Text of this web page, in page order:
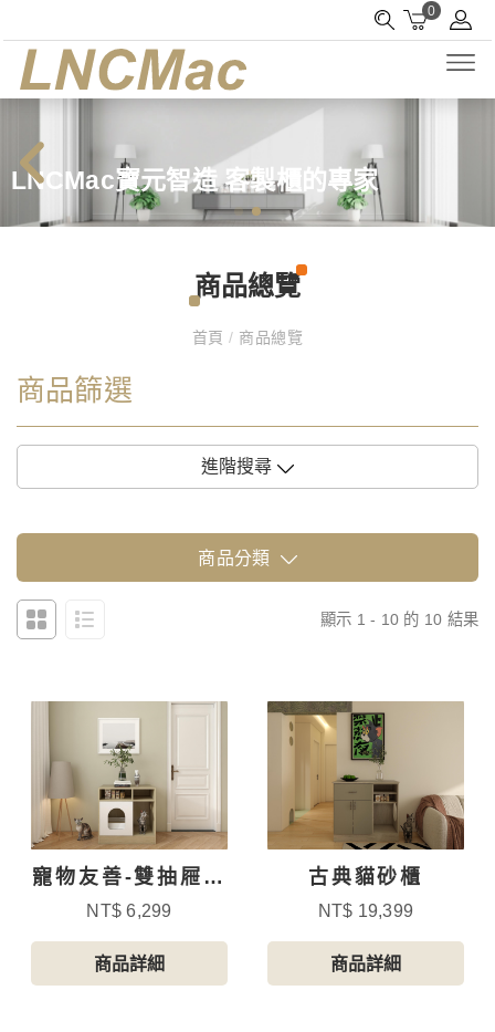
0
LNCMac寶元智造 客製櫃的專家
商品總覽
首頁/ 商品總覽
商品篩選
進階搜尋
商品分類
顯示 1 - 10 的 10 結果
寵物友善-雙抽屜貓
砂櫃-2
NT$ 6,299
商品詳細
古典貓砂櫃
NT$ 19,399
商品詳細